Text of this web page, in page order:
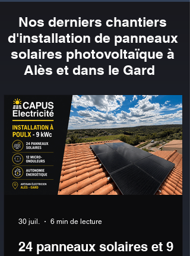
Nos derniers chantiers
d'installation de panneaux
solaires photovoltaïque à
Alès et dans le Gard
24 panneaux solaires et 9
30 juil. 6 min de lecture